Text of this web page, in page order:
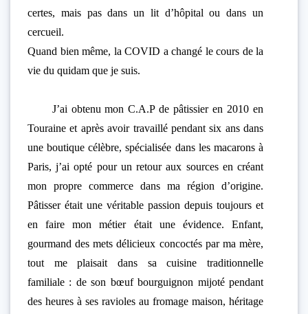
certes, mais pas dans un lit d’hôpital ou dans un
cercueil.
Quand bien même, la COVID a changé le cours de la
vie du quidam que je suis.
J’ai obtenu mon C.A.P de pâtissier en 2010 en
Touraine et après avoir travaillé pendant six ans dans
une boutique célèbre, spécialisée dans les macarons à
Paris, j’ai opté pour un retour aux sources en créant
mon propre commerce dans ma région d’origine.
Pâtisser était une véritable passion depuis toujours et
en faire mon métier était une évidence. Enfant,
gourmand des mets délicieux concoctés par ma mère,
tout me plaisait dans sa cuisine traditionnelle
familiale : de son bœuf bourguignon mijoté pendant
des heures à ses ravioles au fromage maison, héritage